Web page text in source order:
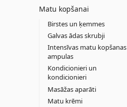
Matu kopšanai
Birstes un ķemmes
Galvas ādas skrubji
Intensīvas matu kopšanas
ampulas
Kondicionieri un
kondicionieri
Masāžas aparāti
Matu krēmi